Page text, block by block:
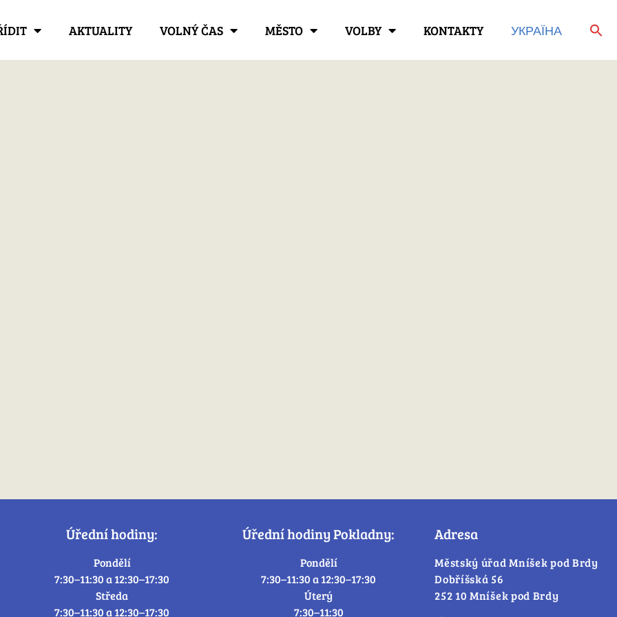
AKTUALITY VOLNÝ ČAS MĚSTO VOLBY KONTAKTY УКРАЇНА
Úřední hodiny:
Pondělí
7:30–11:30 a 12:30–17:30
Středa
7:30–11:30 a 12:30–17:30
Úřední hodiny Pokladny:
Pondělí
7:30–11:30 a 12:30–17:30
Úterý
7:30–11:30
Adresa
Městský úřad Mníšek pod Brdy
Dobříšská 56
252 10 Mníšek pod Brdy